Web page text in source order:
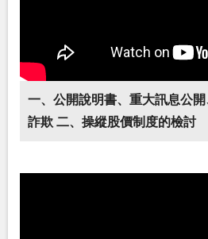
一、公開說明書、重大訊息公
詐欺 二、操縱股價制度的檢討